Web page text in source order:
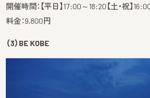
開催時間：【平日】17:00～18:20【土・祝】
料金：9,800円
（3）BE KOBE